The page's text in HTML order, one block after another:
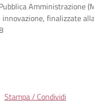
Amministrazione
finalizzate
Stampa / Condividi